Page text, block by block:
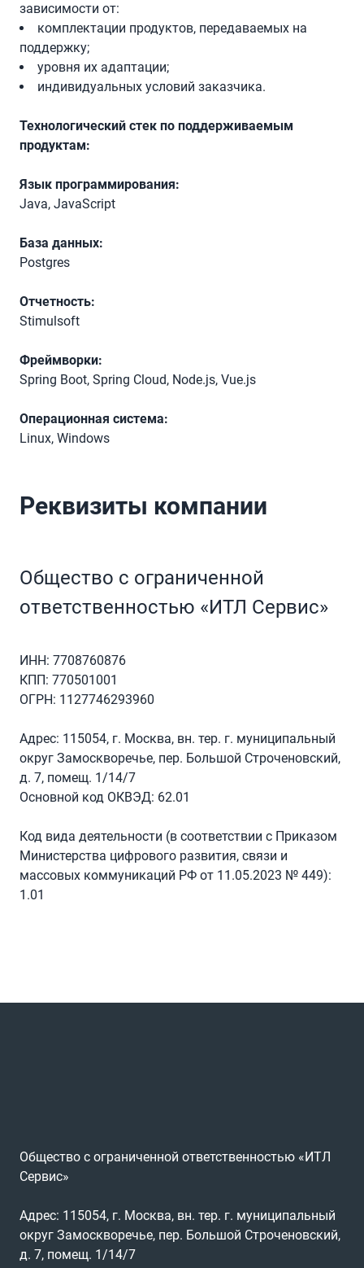
зависимости от:
комплектации продуктов, передаваемых на
поддержку;
уровня их адаптации;
индивидуальных условий заказчика.
Технологический стек по поддерживаемым
продуктам:
Язык программирования:
Java, JavaScript
База данных:
Postgres
Отчетность:
Stimulsoft
Фреймворки:
Spring Boot, Spring Cloud, Node.js, Vue.js
Операционная система:
Linux, Windows
Реквизиты компании
Общество с ограниченной
ответственностью «ИТЛ Сервис»
ИНН: 7708760876
КПП: 770501001
ОГРН: 1127746293960
Адрес: 115054, г. Москва, вн. тер. г. муниципальный
округ Замоскворечье, пер. Большой Строченовский,
д. 7, помещ. 1/14/7
Основной код ОКВЭД: 62.01
Код вида деятельности (в соответствии с Приказом
Министерства цифрового развития, связи и
массовых коммуникаций РФ от 11.05.2023 № 449):
1.01
Общество с ограниченной ответственностью «ИТЛ
Сервис»
Адрес: 115054, г. Москва, вн. тер. г. муниципальный
округ Замоскворечье, пер. Большой Строченовский,
д. 7, помещ. 1/14/7